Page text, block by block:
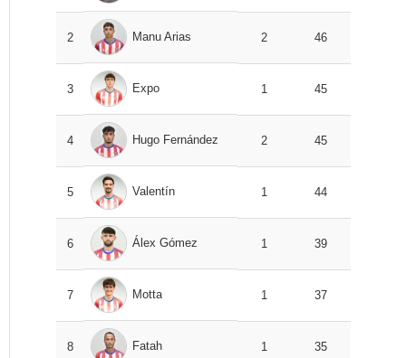
2 Manu Arias 2 46
3 Expo 1 45
4 Hugo Fernández 2 45
5 Valentín 1 44
6 Álex Gómez 1 39
7 Motta 1 37
8 Fatah 1 35